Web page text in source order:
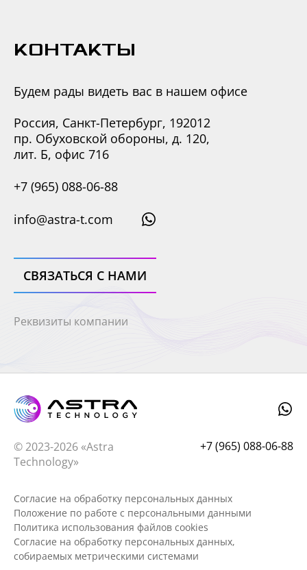
КОНТАКТЫ
Будем рады видеть вас в нашем офисе
Россия, Санкт-Петербург, 192012
пр. Обуховской обороны, д. 120,
лит. Б, офис 716
+7 (965) 088-06-88
info@astra-t.com
СВЯЗАТЬСЯ С НАМИ
Реквизиты компании
© 2023-2026 «Astra
Technology»
+7 (965) 088-06-88
Согласие на обработку персональных данных
Положение по работе с персональными данными
Политика использования файлов cookies
Согласие на обработку персональных данных,
собираемых метрическими системами